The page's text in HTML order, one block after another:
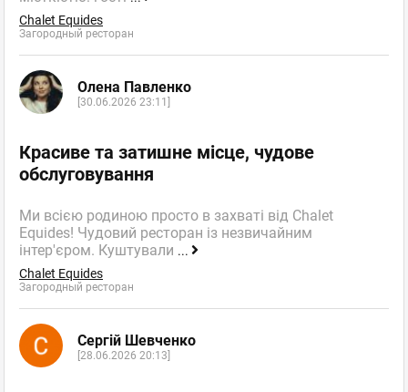
Chalet Equides
Загородный ресторан
Олена Павленко
[30.06.2026 23:11]
Красиве та затишне місце, чудове
обслуговування
Ми всією родиною просто в захваті від Chalet
Equides! Чудовий ресторан із незвичайним
інтер'єром. Куштували ...
Chalet Equides
Загородный ресторан
Сергій Шевченко
[28.06.2026 20:13]